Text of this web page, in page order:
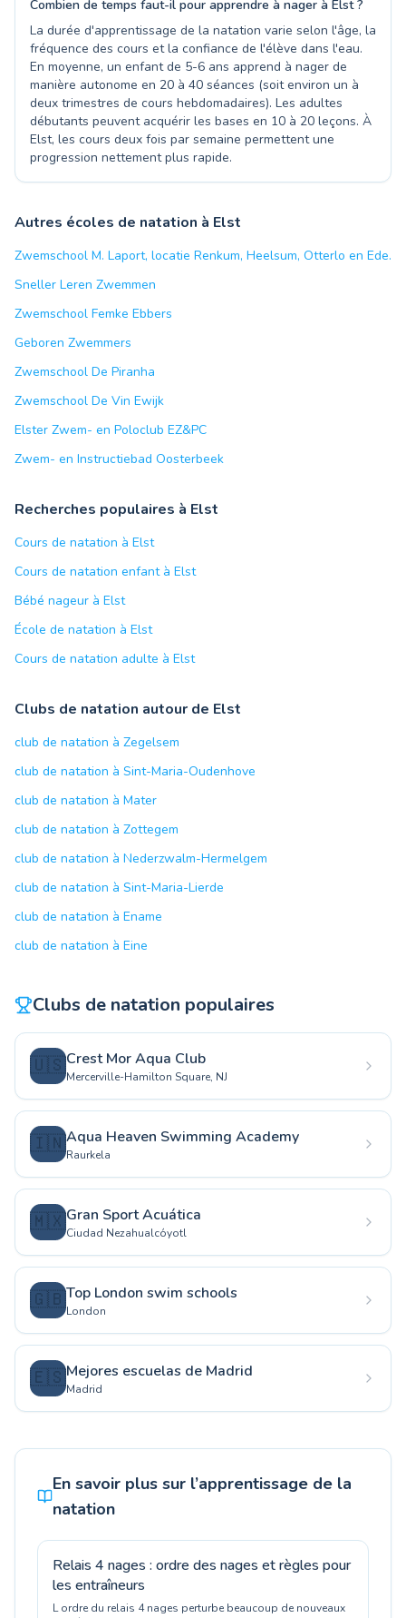
Combien de temps faut-il pour apprendre à nager à Elst ?
La durée d'apprentissage de la natation varie selon l'âge, la
fréquence des cours et la confiance de l'élève dans l'eau.
En moyenne, un enfant de 5-6 ans apprend à nager de
manière autonome en 20 à 40 séances (soit environ un à
deux trimestres de cours hebdomadaires). Les adultes
débutants peuvent acquérir les bases en 10 à 20 leçons. À
Elst, les cours deux fois par semaine permettent une
progression nettement plus rapide.
Autres écoles de natation à Elst
Zwemschool M. Laport, locatie Renkum, Heelsum, Otterlo en Ede.
Sneller Leren Zwemmen
Zwemschool Femke Ebbers
Geboren Zwemmers
Zwemschool De Piranha
Zwemschool De Vin Ewijk
Elster Zwem- en Poloclub EZ&PC
Zwem- en Instructiebad Oosterbeek
Recherches populaires à Elst
Cours de natation à Elst
Cours de natation enfant à Elst
Bébé nageur à Elst
École de natation à Elst
Cours de natation adulte à Elst
Clubs de natation autour de Elst
club de natation à Zegelsem
club de natation à Sint-Maria-Oudenhove
club de natation à Mater
club de natation à Zottegem
club de natation à Nederzwalm-Hermelgem
club de natation à Sint-Maria-Lierde
club de natation à Ename
club de natation à Eine
Clubs de natation populaires
🇺🇸Crest Mor Aqua Club
Mercerville-Hamilton Square, NJ
🇮🇳Aqua Heaven Swimming Academy
Raurkela
🇲🇽Gran Sport Acuática
Ciudad Nezahualcóyotl
🇬🇧Top London swim schools
London
🇪🇸Mejores escuelas de Madrid
Madrid
En savoir plus sur l’apprentissage de la
natation
Relais 4 nages : ordre des nages et règles pour
les entraîneurs
L ordre du relais 4 nages perturbe beaucoup de nouveaux